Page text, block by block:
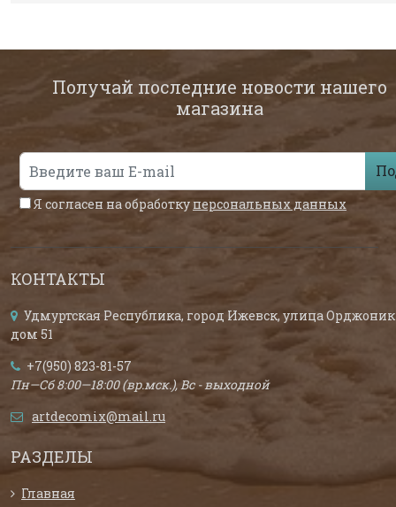
Получай последние новости нашего
магазина
Я согласен на обработку персональных данных
КОНТАКТЫ
Удмуртская Республика, город Ижевск, улица
дом 51
+7(950) 823-81-57
Пн—Сб 8:00—18:00 (вр.мск.), Вс - выходной
artdecomix@mail.ru
РАЗДЕЛЫ
Главная